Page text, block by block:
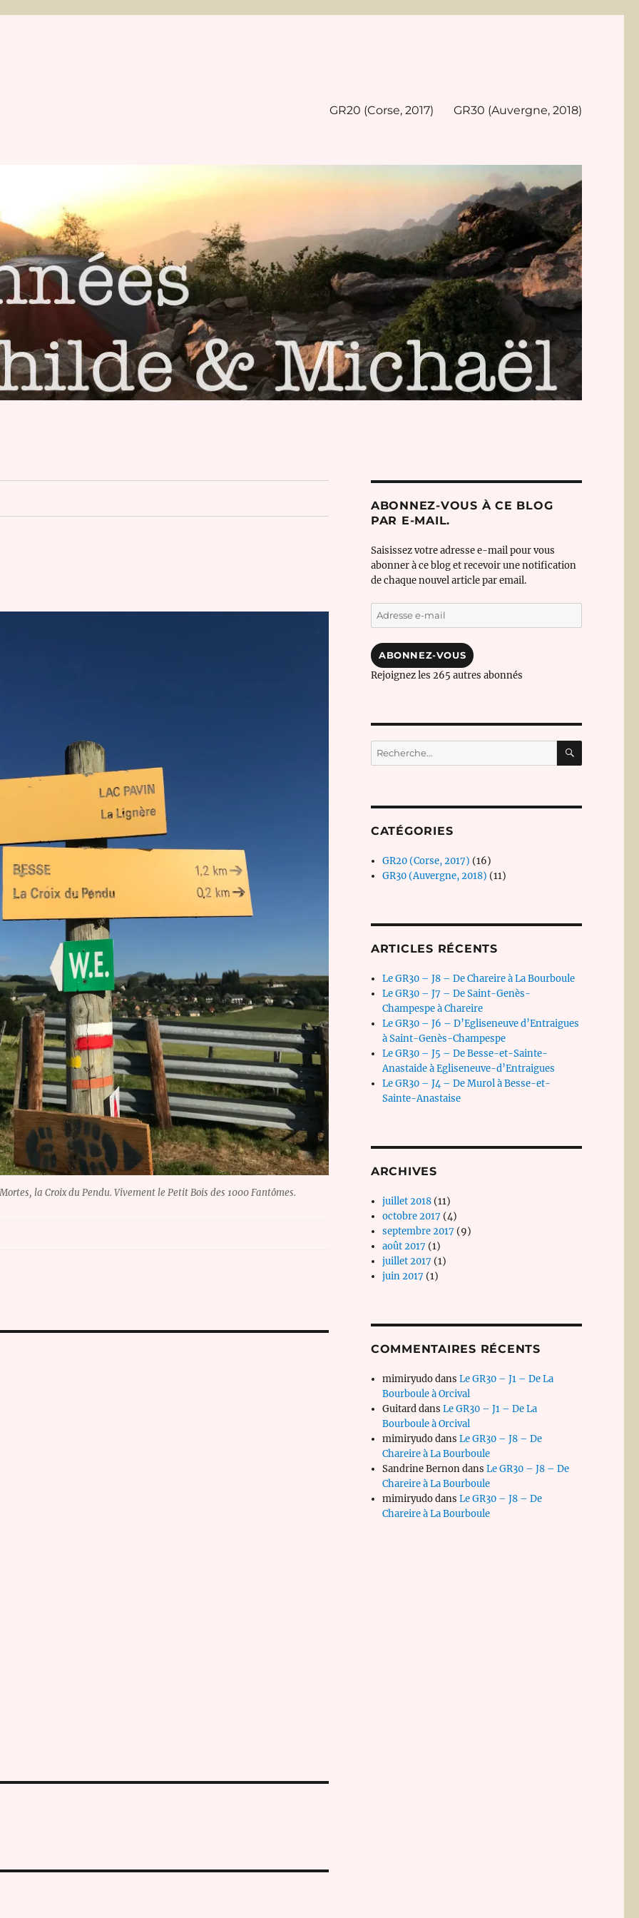
GR20 (Corse, 2017) GR30 (Auvergne, 2018)
la Croix du Pendu. Vivement le Petit Bois des 1000 Fantômes.
ABONNEZ-VOUS À CE BLOG
PAR E-MAIL.
Saisissez votre adresse e-mail pour vous
abonner à ce blog et recevoir une notification
de chaque nouvel article par email.
Adresse
e-
mail
ABONNEZ-VOUS
Rejoignez les 265 autres abonnés
Recherche
pour :
CATÉGORIES
GR20 (Corse, 2017) (16)
GR30 (Auvergne, 2018) (11)
ARTICLES RÉCENTS
Le GR30 – J8 – De Chareire à La Bourboule
Le GR30 – J7 – De Saint-Genès-
Champespe à Chareire
Le GR30 – J6 – D’Egliseneuve d’Entraigues
à Saint-Genès-Champespe
Le GR30 – J5 – De Besse-et-Sainte-
Anastaide à Egliseneuve-d’Entraigues
Le GR30 – J4 – De Murol à Besse-et-
Sainte-Anastaise
ARCHIVES
juillet 2018 (11)
octobre 2017 (4)
septembre 2017 (9)
août 2017 (1)
juillet 2017 (1)
juin 2017 (1)
COMMENTAIRES RÉCENTS
mimiryudodansLe GR30 – J1 – De La
Bourboule à Orcival
GuitarddansLe GR30 – J1 – De La
Bourboule à Orcival
mimiryudodansLe GR30 – J8 – De
Chareire à La Bourboule
Sandrine BernondansLe GR30 – J8 – De
Chareire à La Bourboule
mimiryudodansLe GR30 – J8 – De
Chareire à La Bourboule